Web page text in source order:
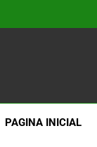
PAGINA INICIAL